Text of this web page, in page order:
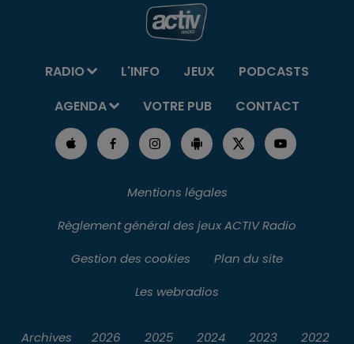
RADIO L'INFO JEUX
PODCASTS
AGENDA
VOTRE PUB CONTACT
Mentions légales
Règlement général des jeux ACTIV Radio
Gestion des cookies
Plan du site
Les webradios
Archives 2026 2025 2024 2023 2022